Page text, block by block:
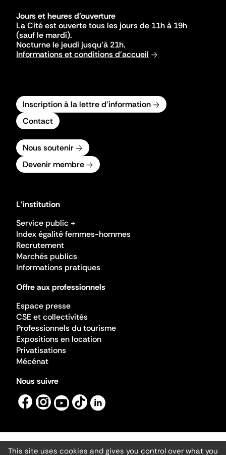
Jours et heures d'ouverture
La Cité est ouverte tous les jours de 11h à 19h
(sauf le mardi).
Nocturne le jeudi jusqu'à 21h.
Informations et conditions d'accueil
Inscription à la lettre d'information
Contact
Nous soutenir
Devenir membre
L'institution
Service public +
Index égalité femmes-hommes
Recrutement
Marchés publics
Informations pratiques
Offre aux professionnels
Espace presse
CSE et collectivités
Professionnels du tourisme
Expositions en location
Privatisations
Mécénat
Nous suivre
Mentions légales
This site uses cookies and gives you control over what you